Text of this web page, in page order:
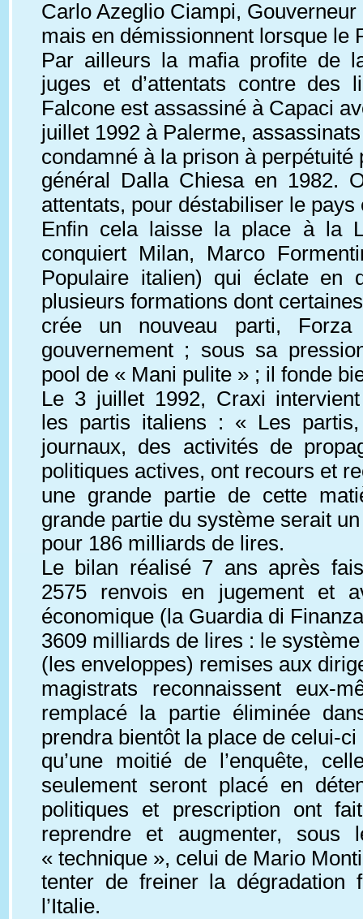
Carlo Azeglio Ciampi,
mais en démissionnent lorsque le
Par ailleurs la mafia profite de
juges et d’attentats contre
Falcone est assassiné à Capaci
juillet 1992 à Palerme,
condamné à la prison à
général Dalla Chiesa en 1982.
attentats, pour déstabiliser le
Enfin cela laisse la place à la
conquiert Milan, Marco
Populaire italien) qui éclate en
plusieurs formations dont
crée un nouveau parti,
gouvernement ; sous sa
pool de « Mani pulite » ; il fonde
Le 3 juillet 1992, Craxi
les partis italiens : « Les
journaux, des activités de
politiques actives, ont recours et
une grande partie de cette
grande partie du système serait
pour 186 milliards de lires.
Le bilan réalisé 7 ans après
2575 renvois en jugement et
économique (la Guardia di
3609 milliards de lires : le
(les enveloppes) remises aux
magistrats reconnaissent eux-
remplacé la partie éliminée
prendra bientôt la place de celui-
qu’une moitié de l’enquête,
seulement seront placé en
politiques et prescription ont
reprendre et augmenter,
« technique », celui de Mario
tenter de freiner la dégradation
l’Italie.